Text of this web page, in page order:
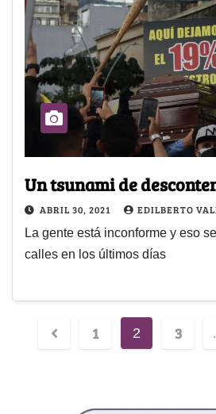
Un tsunami de
ABRIL 30, 2021 EDILBERTO
La gente está inconforme y eso
calles en los últimos días
1 2 3